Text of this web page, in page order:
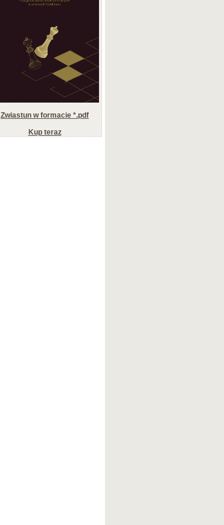
Zwiastun w formacie *.pdf
Kup teraz